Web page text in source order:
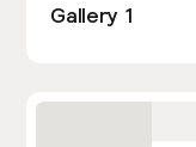
Gallery 1